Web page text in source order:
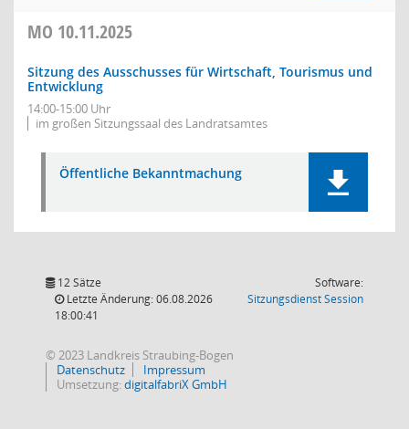
MO 10.11.2025
Sitzung des Ausschusses für Wirtschaft, Tourismus und
Entwicklung
14:00-15:00 Uhr
im großen Sitzungssaal des Landratsamtes
Öffentliche Bekanntmachung
12 Sätze
Letzte Änderung: 06.08.2026
18:00:41
Software:
SitzungsdienstSession(Wird in
© 2023 Landkreis Straubing-Bogen
Datenschutz
Impressum
Umsetzung:digitalfabriX GmbH